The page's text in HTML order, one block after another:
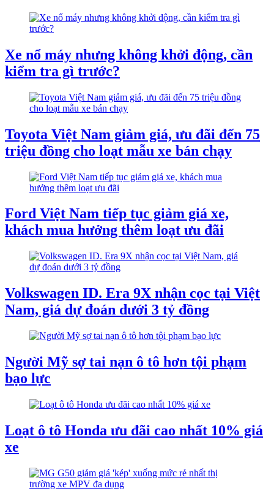
Xe nổ máy nhưng không khởi động, cần
kiểm tra gì trước?
Toyota Việt Nam giảm giá, ưu đãi đến 75
triệu đồng cho loạt mẫu xe bán chạy
Ford Việt Nam tiếp tục giảm giá xe,
khách mua hưởng thêm loạt ưu đãi
Volkswagen ID. Era 9X nhận cọc tại Việt
Nam, giá dự đoán dưới 3 tỷ đồng
Người Mỹ sợ tai nạn ô tô hơn tội phạm
bạo lực
Loạt ô tô Honda ưu đãi cao nhất 10% giá
xe